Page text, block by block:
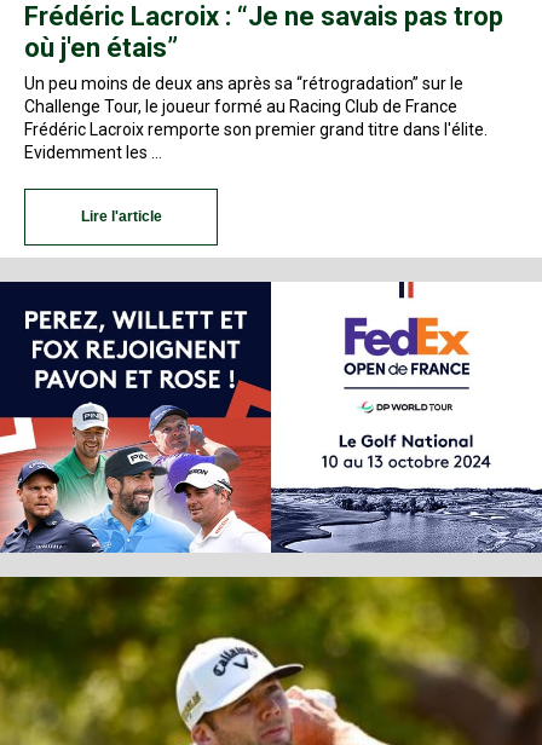
Frédéric Lacroix : “Je ne savais pas trop
où j'en étais”
Un peu moins de deux ans après sa “rétrogradation” sur le
Challenge Tour, le joueur formé au Racing Club de France
Frédéric Lacroix remporte son premier grand titre dans l'élite.
Evidemment les …
Lire l'article